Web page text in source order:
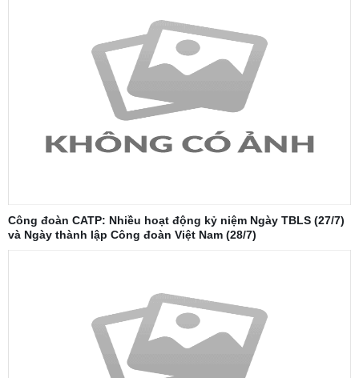
Công đoàn CATP: Nhiều hoạt động kỷ niệm Ngày TBLS (27/7)
và Ngày thành lập Công đoàn Việt Nam (28/7)